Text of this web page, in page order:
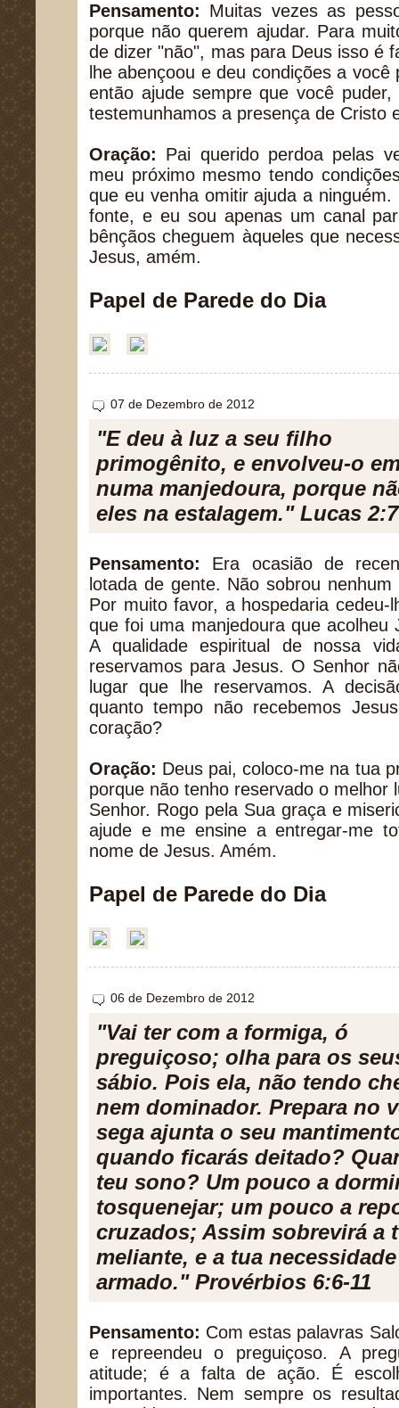
Pensamento: Muitas vezes as
porque não querem ajudar. Para
de dizer "não", mas para Deus isso é
lhe abençoou e deu condições a
então ajude sempre que você
testemunhamos a presença de Cristo
Oração: Pai querido perdoa pelas
meu próximo mesmo tendo
que eu venha omitir ajuda a
fonte, e eu sou apenas um canal
bênçãos cheguem àqueles que
Jesus, amém.
Papel de Parede do Dia
07 de Dezembro de 2012
"E deu à luz a seu filho
primogênito, e envolveu-o
numa manjedoura, porque
eles na estalagem." Lucas 2:7
Pensamento: Era ocasião de
lotada de gente. Não sobrou
Por muito favor, a hospedaria
que foi uma manjedoura que acolheu
A qualidade espiritual de nossa
reservamos para Jesus. O Senhor
lugar que lhe reservamos. A
quanto tempo não recebemos
coração?
Oração: Deus pai, coloco-me na tua
porque não tenho reservado o melhor
Senhor. Rogo pela Sua graça e
ajude e me ensine a entregar-me
nome de Jesus. Amém.
Papel de Parede do Dia
06 de Dezembro de 2012
"Vai ter com a formiga, ó
preguiçoso; olha para os
sábio. Pois ela, não tendo
nem dominador. Prepara no
sega ajunta o seu
quando ficarás deitado?
teu sono? Um pouco a
tosquenejar; um pouco a
cruzados; Assim sobrevirá a
meliante, e a tua
armado." Provérbios 6:6-11
Pensamento: Com estas palavras
e repreendeu o preguiçoso. A
atitude; é a falta de ação. É
importantes. Nem sempre os